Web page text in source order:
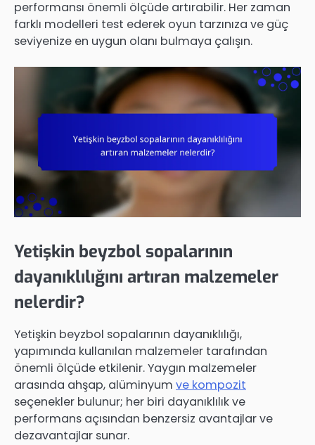
performansı önemli ölçüde artırabilir. Her zaman
farklı modelleri test ederek oyun tarzınıza ve güç
seviyenize en uygun olanı bulmaya çalışın.
Yetişkin beyzbol sopalarının
dayanıklılığını artıran malzemeler
nelerdir?
Yetişkin beyzbol sopalarının dayanıklılığı,
yapımında kullanılan malzemeler tarafından
önemli ölçüde etkilenir. Yaygın malzemeler
arasında ahşap, alüminyum ve kompozit
seçenekler bulunur; her biri dayanıklılık ve
performans açısından benzersiz avantajlar ve
dezavantajlar sunar.